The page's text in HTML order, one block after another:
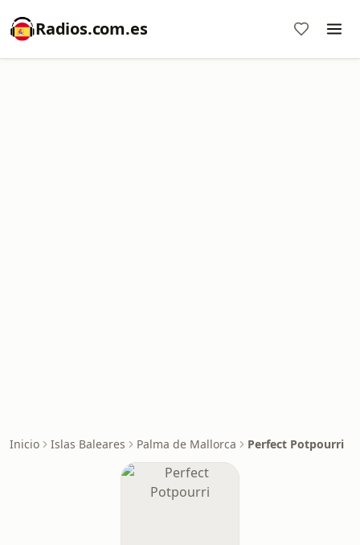
Radios.com.es
Inicio Islas Baleares Palma de Mallorca Perfect Potpourri